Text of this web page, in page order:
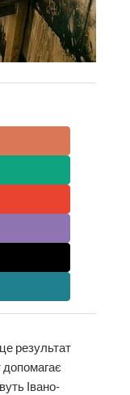
результат
допомагає
Івано-